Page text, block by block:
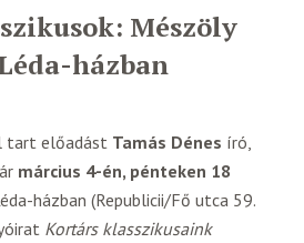
Mészöly
házban
tart előadást Tamás Dénes író,
március 4-én, pénteken 18
házban (Republicii/Fő utca 59.
Kortárs klasszikusaink